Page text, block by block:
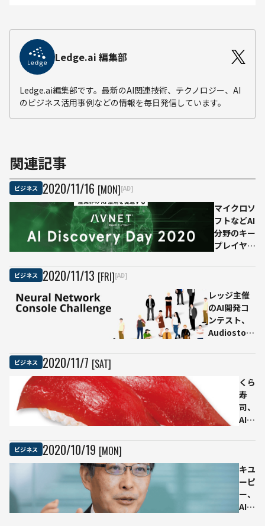
Ledge.ai 編集部
Ledge.ai編集部です。最新のAI関連技術、テクノロジー、AI
のビジネス活用事例などの情報を毎日発信しています。
関連記事
ビジネス 2020/11/16 [MON][AD]
マイクロソ
フトなどAI
分野のキー
プレイヤー
る参加費無
料イベント
「AI
Discovery
ビジネス 2020/11/13 [FRI][AD]
レッジ主催
のAI開発コ
ンテスト、
Audiostock
ビジネス 2020/11/7 [SAT]
くら
寿
司、
AIが
する
「極
み熟
成AI
ビジネス 2020/10/19 [MON]
キユ
ーピ
ー、
AI活